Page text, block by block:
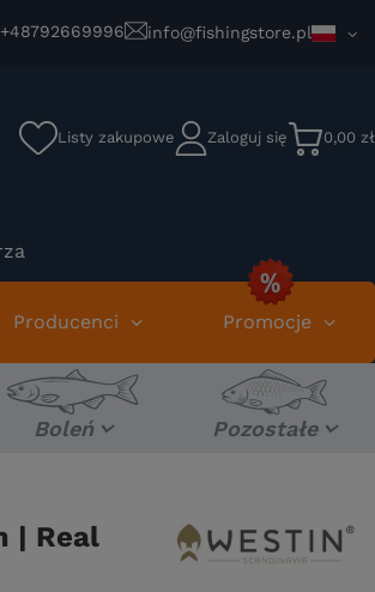
+48792669996 info@fishingstore.pl
Listy zakupowe Zaloguj się 0,00 zł
Producenci Promocje
Boleń Pozostałe
| Real